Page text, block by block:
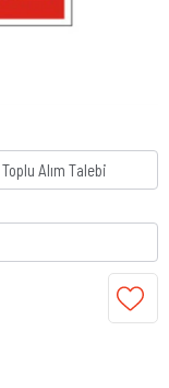
Toplu Alım Talebi